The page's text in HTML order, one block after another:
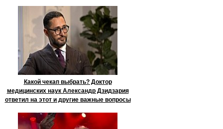
Какой чекап выбрать? Доктор
медицинских наук Александр Дзидзария
ответил на этот и другие важные вопросы